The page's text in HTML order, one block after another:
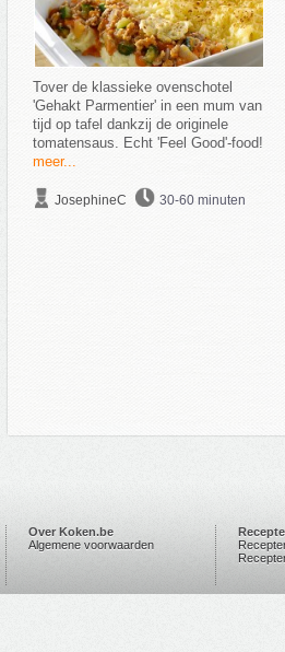
Tover de klassieke ovenschotel
'Gehakt Parmentier' in een mum van
tijd op tafel dankzij de originele
tomatensaus. Echt 'Feel Good'-food!
meer...
JosephineC 30-60 minuten
Over Koken.be
Algemene voorwaarden